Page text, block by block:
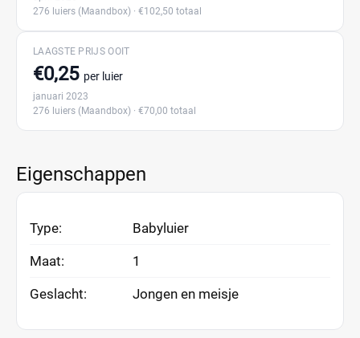
276 luiers (Maandbox) · €102,50 totaal
LAAGSTE PRIJS OOIT
€0,25 per luier
januari 2023
276 luiers (Maandbox) · €70,00 totaal
Eigenschappen
Type: Babyluier
Maat: 1
Geslacht: Jongen en meisje